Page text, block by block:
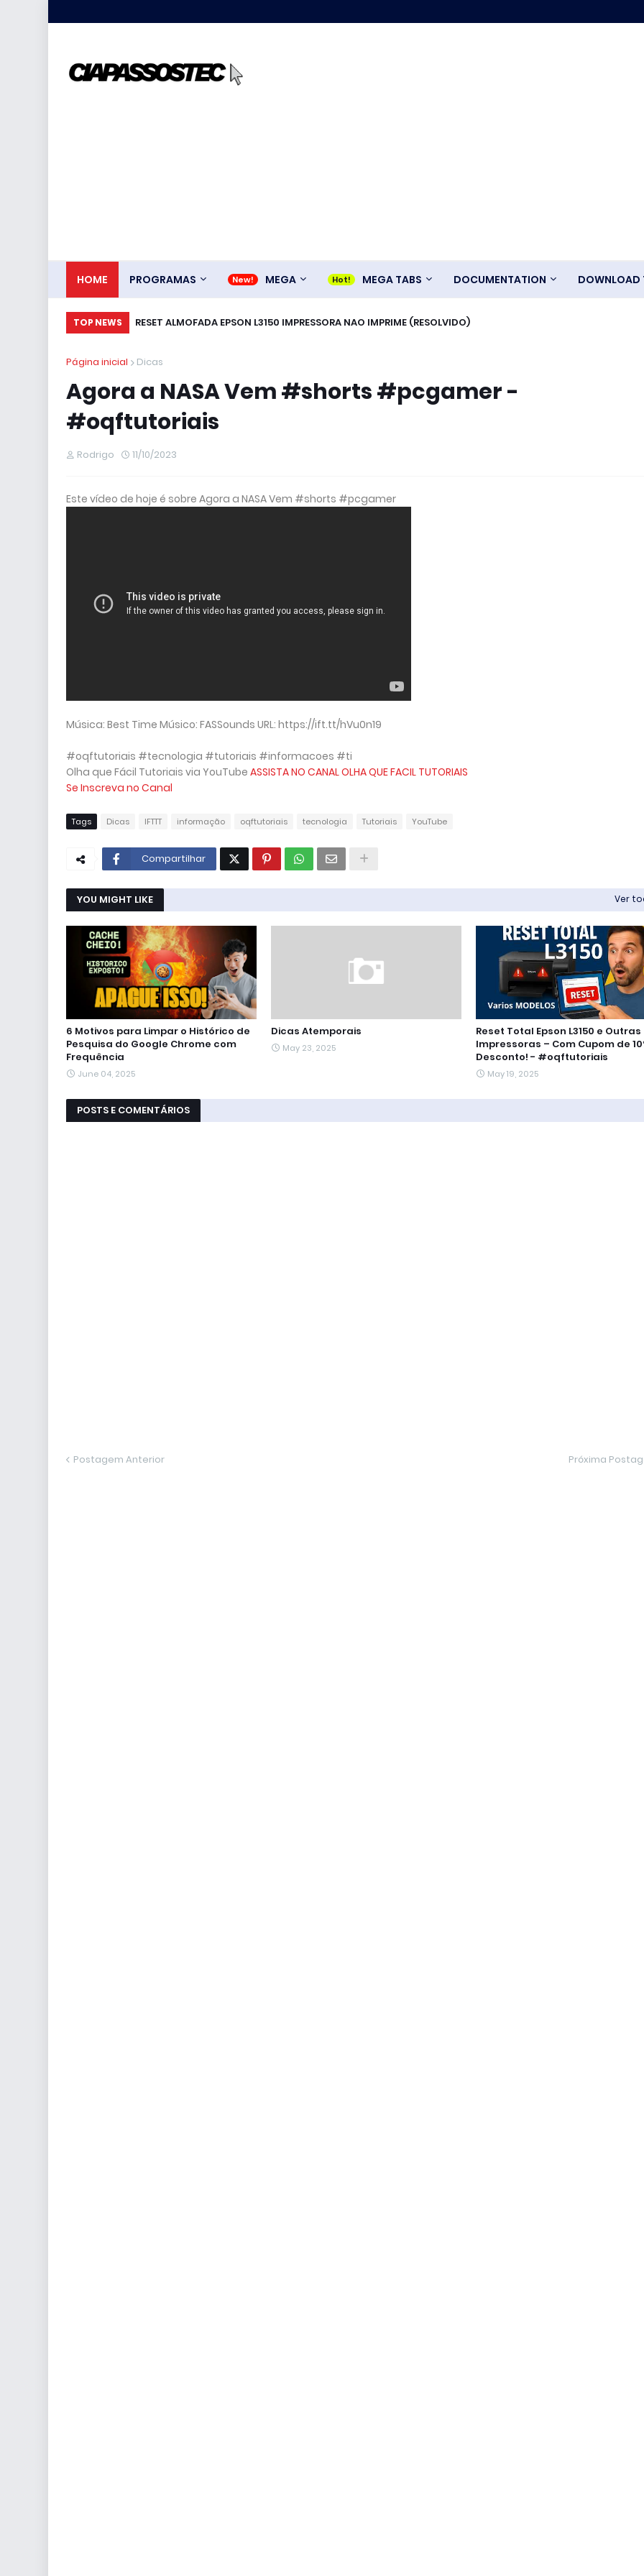
HOME PROGRAMAS MEGA MEGA TABS DOCUMENTATION DOWNLOAD
TOP NEWS RESET ALMOFADA EPSON L3150 IMPRESSORA NAO IMPRIME (RESOLVIDO)
Página inicial Dicas
Agora a NASA Vem #shorts #pcgamer -
#oqftutoriais
Rodrigo 11/10/2023
Este vídeo de hoje é sobre Agora a NASA Vem #shorts #pcgamer
Música: Best Time Músico: FASSounds URL: https://ift.tt/hVu0n19
#oqftutoriais #tecnologia #tutoriais #informacoes #ti
Olha que Fácil Tutoriais via YouTube ASSISTA NO CANAL OLHA QUE FACIL TUTORIAIS
Se Inscreva no Canal
Tags Dicas IFTTT informação oqftutoriais tecnologia Tutoriais YouTube
Compartilhar
YOU MIGHT LIKE Ver
6 Motivos para Limpar o Histórico de
Pesquisa do Google Chrome com
Frequência
June 04, 2025
Dicas Atemporais
May 23, 2025
Reset Total Epson L3150 e Outras
Impressoras – Com Cupom de
Desconto! - #oqftutoriais
May 19, 2025
POSTS E COMENTÁRIOS
Postagem Anterior Próxima